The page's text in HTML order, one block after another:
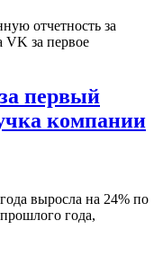
отчетность за
VK за первое
первый
компании
выросла на 24% по
года,